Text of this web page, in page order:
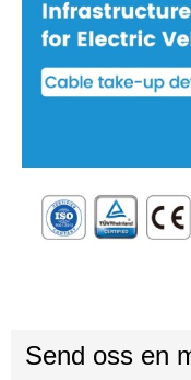
Send oss en